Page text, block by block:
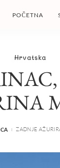
POČETNA
Hrvatska
ZADNJE